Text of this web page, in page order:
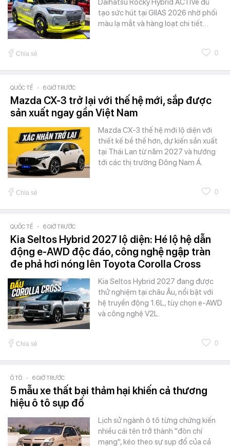
Daihatsu Rocky Hybrid ACTIVe đủ
tạo sức hút tại GIIAS 2026 nhờ phối
màu lạ mắt và hàng loạt chi tiết…
Chia sẻ 0
QUỐC TẾ - 6 GIỜ TRƯỚC
Mazda CX-3 trở lại với thế hệ mới, sắp được
sản xuất ngay gần Việt Nam
Mazda CX-3 thế hệ mới lộ diện với
thiết kế bề thế hơn, dự kiến sản xuất
tại Thái Lan từ năm 2027 và hướng
tới các thị trường Đông Nam Á.
Chia sẻ 0
QUỐC TẾ - 6 GIỜ TRƯỚC
Kia Seltos Hybrid 2027 lộ diện: Hé lộ hệ dẫn
động e-AWD độc đáo, công nghệ ngập tràn
đe phả hơi nóng lên Toyota Corolla Cross
Kia Seltos Hybrid 2027 đang được
thử nghiệm tại châu Âu, nổi bật với
hệ truyền động 1.6L, tùy chọn e-AWD
và công nghệ V2L.
Chia sẻ 0
Ô TÔ - 6 GIỜ TRƯỚC
5 mẫu xe thất bại thảm hại khiến cả thương
hiệu ô tô sụp đổ
Lịch sử ngành ô tô từng chứng kiến
nhiều cái tên trở thành "đòn chí
mạng", kéo theo sự sụp đổ của cả